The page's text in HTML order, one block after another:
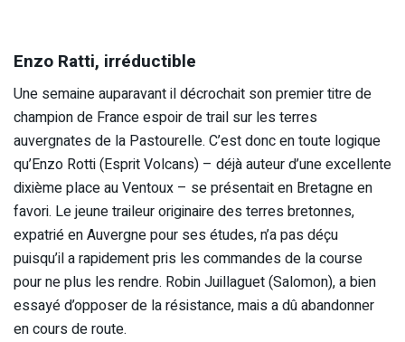
Enzo Ratti, irréductible
Une semaine auparavant il décrochait son premier titre de
champion de France espoir de trail sur les terres
auvergnates de la Pastourelle. C’est donc en toute logique
qu’Enzo Rotti (Esprit Volcans) – déjà auteur d’une excellente
dixième place au Ventoux – se présentait en Bretagne en
favori. Le jeune traileur originaire des terres bretonnes,
expatrié en Auvergne pour ses études, n’a pas déçu
puisqu’il a rapidement pris les commandes de la course
pour ne plus les rendre. Robin Juillaguet (Salomon), a bien
essayé d’opposer de la résistance, mais a dû abandonner
en cours de route.